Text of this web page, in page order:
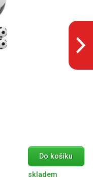
Do košíku
skladem